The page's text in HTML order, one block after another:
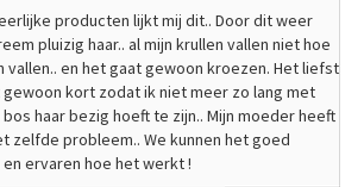
producten lijkt mij dit.. Door dit weer
pluizig haar.. al mijn krullen vallen niet hoe
vallen.. en het gaat gewoon kroezen. Het liefst
gewoon kort zodat ik niet meer zo lang met
haar bezig hoeft te zijn.. Mijn moeder heeft
zelfde probleem.. We kunnen het goed
ervaren hoe het werkt !